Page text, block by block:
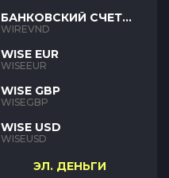
БАНКОВСКИЙ СЧЕТ
VND
WIREVND
WISE EUR
WISEEUR
WISE GBP
WISEGBP
WISE USD
WISEUSD
ЭЛ. ДЕНЬГИ